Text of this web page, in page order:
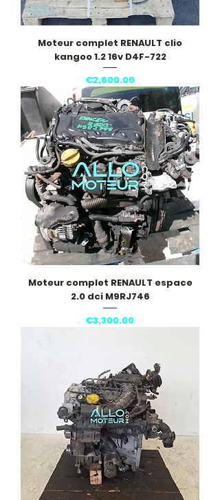
Moteur complet RENAULT clio
kangoo 1.2 16v D4F-722
Price
€2,600.00
Moteur complet RENAULT espace
2.0 dci M9RJ746
Price
€3,300.00